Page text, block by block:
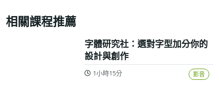
相關課程推薦
字體研究社：選對字型加分你的
設計與創作
1小時15分 影音